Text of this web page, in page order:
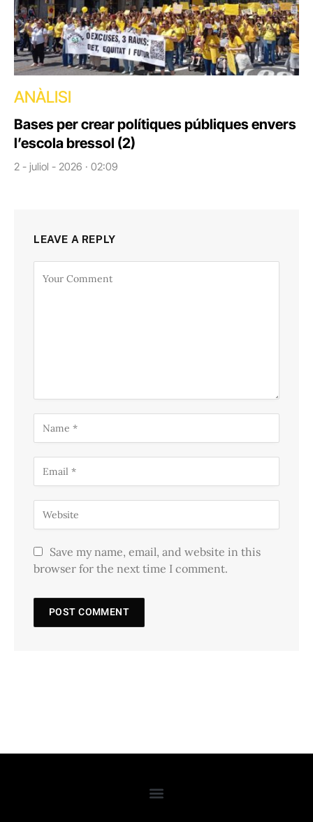
ANÀLISI
Bases per crear polítiques públiques envers
l’escola bressol (2)
2 - juliol - 2026 · 02:09
LEAVE A REPLY
Save my name, email, and website in this
browser for the next time I comment.